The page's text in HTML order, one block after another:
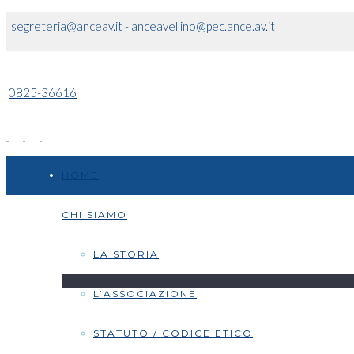
segreteria@anceav.it- anceavellino@pec.ance.av.it
0825-36616
CHI SIAMO
LA STORIA
L’ASSOCIAZIONE
STATUTO / CODICE ETICO